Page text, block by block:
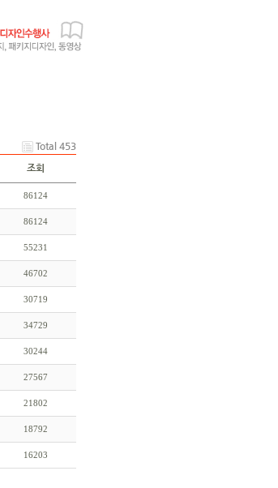
Total 453
조회
86124
86124
55231
46702
30719
34729
30244
27567
21802
18792
16203